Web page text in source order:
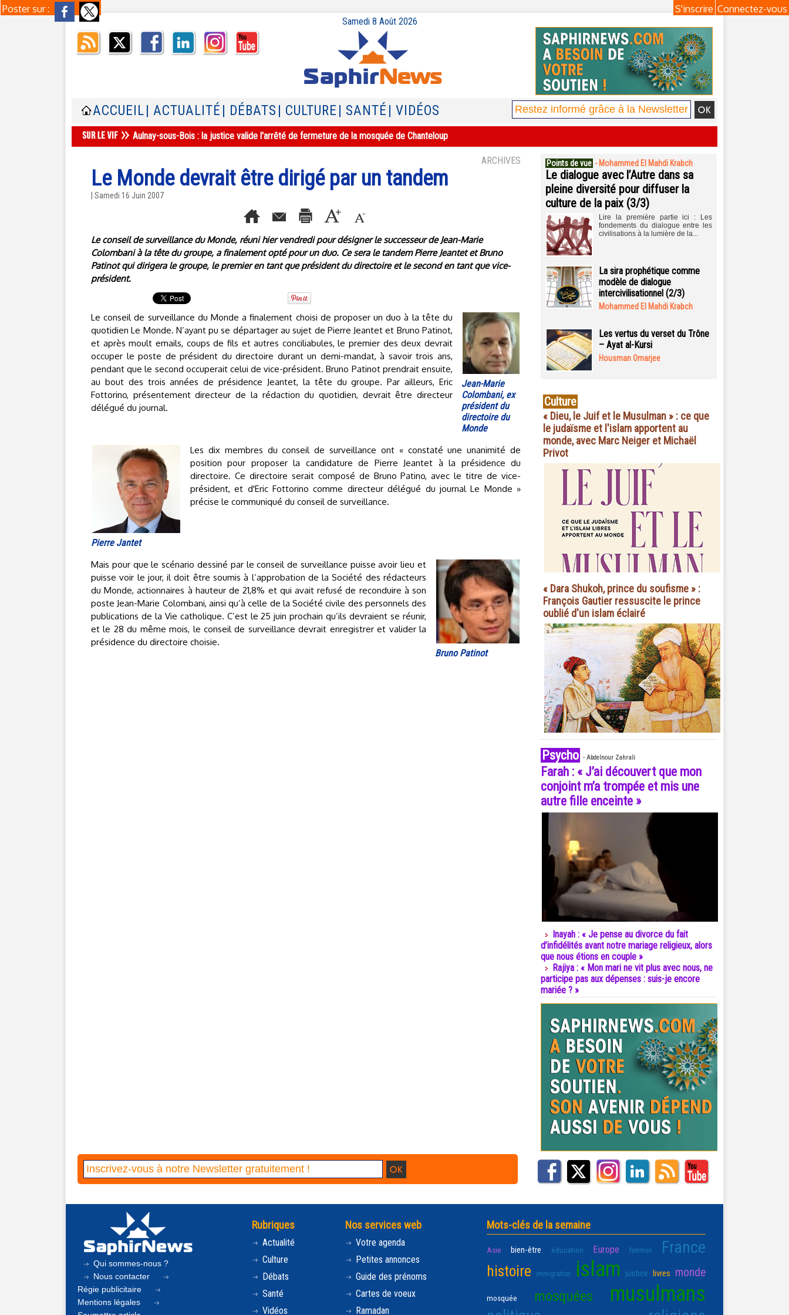
Poster sur : Connectez-vous
S'inscrire
Samedi 8 Août 2026
ACCUEIL | ACTUALITÉ | DÉBATS | CULTURE | SANTÉ | VIDÉOS
Aulnay-sous-Bois : la justice valide l'arrêté de fermeture de la mosquée de Chanteloup
ARCHIVES
Le Monde devrait être dirigé par un tandem
| Samedi 16 Juin 2007
Le conseil de surveillance du Monde, réuni hier vendredi pour désigner le successeur de Jean-Marie
Colombani à la tête du groupe, a finalement opté pour un duo. Ce sera le tandem Pierre Jeantet et Bruno
Patinot qui dirigera le groupe, le premier en tant que président du directoire et le second en tant que vice-
président.
Jean-Marie
Colombani, ex
président du
directoire du
Monde
Le conseil de surveillance du Monde a finalement choisi de proposer un duo à la tête du
quotidien Le Monde. N’ayant pu se départager au sujet de Pierre Jeantet et Bruno Patinot,
et après moult emails, coups de fils et autres conciliabules, le premier des deux devrait
occuper le poste de président du directoire durant un demi-mandat, à savoir trois ans,
pendant que le second occuperait celui de vice-président. Bruno Patinot prendrait ensuite,
au bout des trois années de présidence Jeantet, la tête du groupe. Par ailleurs, Eric
Fottorino, présentement directeur de la rédaction du quotidien, devrait être directeur
délégué du journal.
Pierre Jantet
Les dix membres du conseil de surveillance ont « constaté une unanimité de
position pour proposer la candidature de Pierre Jeantet à la présidence du
directoire. Ce directoire serait composé de Bruno Patino, avec le titre de vice-
président, et d'Eric Fottorino comme directeur délégué du journal Le Monde »
précise le communiqué du conseil de surveillance.
Bruno Patinot
Mais pour que le scénario dessiné par le conseil de surveillance puisse avoir lieu et
puisse voir le jour, il doit être soumis à l’approbation de la Société des rédacteurs
du Monde, actionnaires à hauteur de 21,8% et qui avait refusé de reconduire à son
poste Jean-Marie Colombani, ainsi qu’à celle de la Société civile des personnels des
publications de la Vie catholique. C’est le 25 juin prochain qu’ils devraient se réunir,
et le 28 du même mois, le conseil de surveillance devrait enregistrer et valider la
présidence du directoire choisie.
Points de vue - Mohammed El Mahdi Krabch
Le dialogue avec l’Autre dans sa
pleine diversité pour diffuser la
culture de la paix (3/3)
Lire la première partie ici : Les
fondements du dialogue entre les
civilisations à la lumière de la...
La sira prophétique comme
modèle de dialogue
intercivilisationnel (2/3)
Mohammed El Mahdi Krabch
Les vertus du verset du Trône
– Ayat al-Kursi
Housman Omarjee
Culture
« Dieu, le Juif et le Musulman » : ce que
le judaïsme et l'islam apportent au
monde, avec Marc Neiger et Michaël
Privot
« Dara Shukoh, prince du soufisme » :
François Gautier ressuscite le prince
oublié d'un islam éclairé
Psycho - Abdelnour Zahrali
Farah : « J’ai découvert que mon
conjoint m’a trompée et mis une
autre fille enceinte »
Inayah : « Je pense au divorce du fait
d’infidélités avant notre mariage religieux, alors
que nous étions en couple »
Rajiya : « Mon mari ne vit plus avec nous, ne
participe pas aux dépenses : suis-je encore
mariée ? »
Qui sommes-nous ?
Nous contacter
Régie publicitaire
Mentions légales
Rubriques
Actualité
Culture
Débats
Santé
Vidéos
Nos services web
Votre agenda
Petites annonces
Guide des prénoms
Cartes de voeux
Ramadan
Mots-clés de la semaine
Asie bien-être éducation Europe femmes France
histoire immigration islam justice livres monde
mosquée mosquées musulmans